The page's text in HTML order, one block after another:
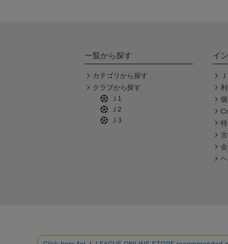
一覧から探す
カテゴリから探す
クラブから探す
Ｊ1
Ｊ2
Ｊ3
イ